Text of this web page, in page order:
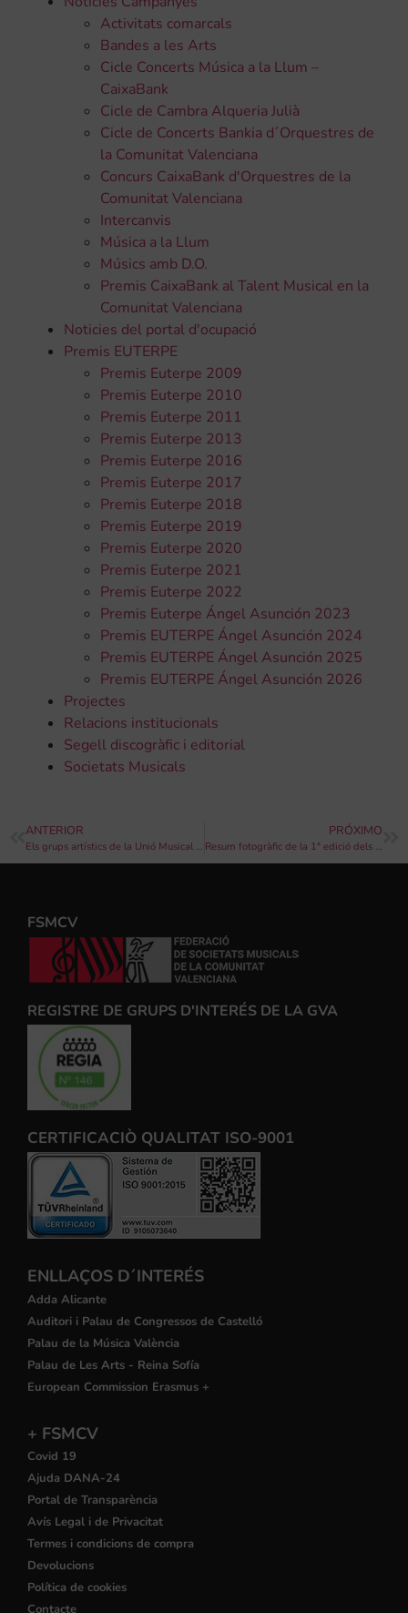
Activitats comarcals
Bandes a les Arts
Cicle Concerts Música a la Llum –
CaixaBank
Cicle de Cambra Alqueria Julià
Cicle de Concerts Bankia d´Orquestres de
la Comunitat Valenciana
Concurs CaixaBank d'Orquestres de la
Comunitat Valenciana
Intercanvis
Música a la Llum
Músics amb D.O.
Premis CaixaBank al Talent Musical en la
Comunitat Valenciana
Noticies del portal d'ocupació
Premis EUTERPE
Premis Euterpe 2009
Premis Euterpe 2010
Premis Euterpe 2011
Premis Euterpe 2013
Premis Euterpe 2016
Premis Euterpe 2017
Premis Euterpe 2018
Premis Euterpe 2019
Premis Euterpe 2020
Premis Euterpe 2021
Premis Euterpe 2022
Premis Euterpe Ángel Asunción 2023
Premis EUTERPE Ángel Asunción 2024
Premis EUTERPE Ángel Asunción 2025
Premis EUTERPE Ángel Asunción 2026
Projectes
Relacions institucionals
Segell discogràfic i editorial
Societats Musicals
ANTERIOR
Els grups artístics de la Unió Musical de Sax estrenen este dissabte el nou Auditori Municipal
PRÓXIMO
Resum fotogràfic de la 1ª edició dels Premis Bankia al Talent Musical a la Comunitat Valenciana
FSMCV
REGISTRE DE GRUPS D'INTERÉS DE LA GVA
CERTIFICACIÒ QUALITAT ISO-9001
ENLLAÇOS D´INTERÉS
Adda Alicante
Auditori i Palau de Congressos de Castelló
Palau de la Música València
Palau de Les Arts - Reina Sofía
European Commission Erasmus +
+ FSMCV
Covid 19
Ajuda DANA-24
Portal de Transparència
Avís Legal i de Privacitat
Termes i condicions de compra
Devolucions
Política de cookies
Contacte